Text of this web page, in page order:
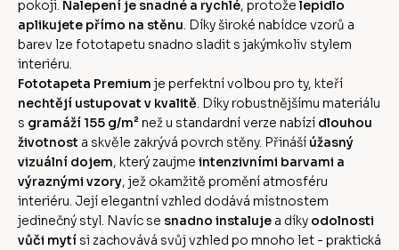
pokoji. Nalepení je snadné a rychlé, protože lepidlo
aplikujete přímo na stěnu . Díky široké nabídce vzorů a
barev lze fototapetu snadno sladit s jakýmkoliv stylem
interiéru.
Fototapeta Premium je perfektní volbou pro ty, kteří
nechtějí ustupovat v kvalitě . Díky robustnějšímu materiálu
s gramáží 155 g/m² než u standardní verze nabízí dlouhou
životnost a skvěle zakrývá povrch stěny. Přináší úžasný
vizuální dojem, který zaujme intenzivními barvami a
výraznými vzory, jež okamžitě promění atmosféru
interiéru. Její elegantní vzhled dodává místnostem
jedinečný styl. Navíc se snadno instaluje a díky odolnosti
vůči mytí si zachovává svůj vzhled po mnoho let - praktická